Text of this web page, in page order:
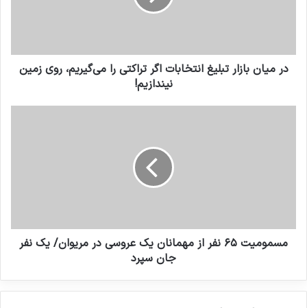
در میان بازار تبلیغ انتخابات اگر تراکتی را می‌گیریم، روی زمین
نیندازیم!
مسمومیت ۶۵ نفر از مهمانان یک عروسی در مریوان/ یک نفر
جان سپرد